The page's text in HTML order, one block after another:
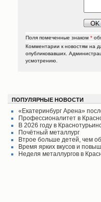
Поля помеченные знаком *
Комментарии к новостям на
опубликовавших.
усмотрению.
ПОПУЛЯРНЫЕ НОВОСТИ
«Екатеринбург Арена»
Профессионалитет в
В 2026 году в
Почётный металлург
Втрое больше детей, чем
Время ярких вкусов и
Неделя металлургов в